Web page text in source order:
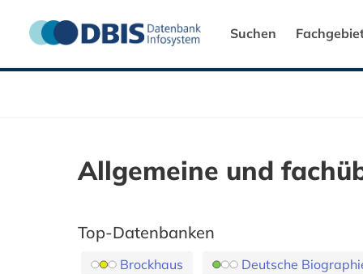
Suchen
Allgemeine und
Top-Datenbanken
Brockhaus Deutsche